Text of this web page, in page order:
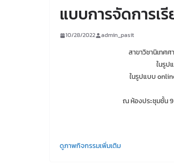
แบบการจัดการเ
10/28/2022 admin_pasit
สาขาวิชานิเทศ
ในรูป
ในรูปแบบ
ณ ห้องประชุมชั้น 9
ดูภาพกิจกรรมเพิ่มเติม